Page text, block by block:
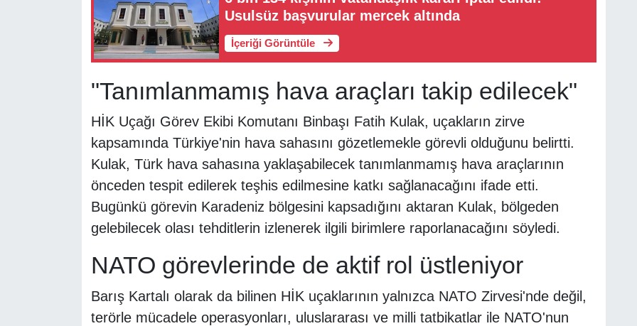
Usulsüz başvurular mercek altında
İçeriği Görüntüle
"Tanımlanmamış hava araçları takip edilecek"
HİK Uçağı Görev Ekibi Komutanı Binbaşı Fatih Kulak, uçakların zirve
kapsamında Türkiye'nin hava sahasını gözetlemekle görevli olduğunu belirtti.
Kulak, Türk hava sahasına yaklaşabilecek tanımlanmamış hava araçlarının
önceden tespit edilerek teşhis edilmesine katkı sağlanacağını ifade etti.
Bugünkü görevin Karadeniz bölgesini kapsadığını aktaran Kulak, bölgeden
gelebilecek olası tehditlerin izlenerek ilgili birimlere raporlanacağını söyledi.
NATO görevlerinde de aktif rol üstleniyor
Barış Kartalı olarak da bilinen HİK uçaklarının yalnızca NATO Zirvesi'nde değil,
terörle mücadele operasyonları, uluslararası ve milli tatbikatlar ile NATO'nun